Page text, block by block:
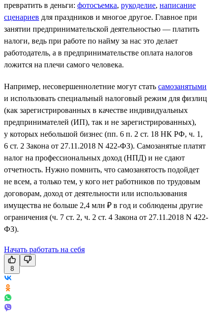
превратить в деньги: фотосъемка, рукоделие, написание
сценариев для праздников и многое другое. Главное при
занятии предпринимательской деятельностью — платить
налоги, ведь при работе по найму за нас это делает
работодатель, а в предпринимательстве оплата налогов
ложится на плечи самого человека.
Например, несовершеннолетние могут стать самозанятыми
и использовать специальный налоговый режим для физлиц
(как зарегистрированных в качестве индивидуальных
предпринимателей (ИП), так и не зарегистрированных),
у которых небольшой бизнес (пп. 6 п. 2 ст. 18 НК РФ, ч. 1,
6 ст. 2 Закона от 27.11.2018 N 422-ФЗ). Самозанятые платят
налог на профессиональных доход (НПД) и не сдают
отчетность. Нужно помнить, что самозанятость подойдет
не всем, а только тем, у кого нет работников по трудовым
договорам, доход от деятельности или использования
имущества не больше 2,4 млн ₽ в год и соблюдены другие
ограничения (ч. 7 ст. 2, ч. 2 ст. 4 Закона от 27.11.2018 N 422-
ФЗ).
Начать работать на себя
8